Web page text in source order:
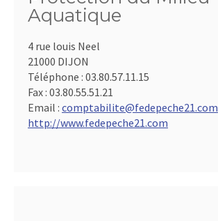
Aquatique
4 rue louis Neel
21000 DIJON
Téléphone : 03.80.57.11.15
Fax : 03.80.55.51.21
Email : comptabilite@fedepeche21.com
http://www.fedepeche21.com